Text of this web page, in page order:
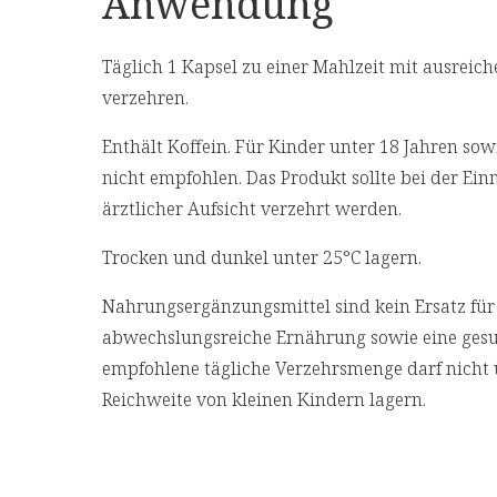
Vitamin D hat eine Funktion bei der
16 Zink trägt zu einer normalen kognitiven
**VitaCholine® ist eine Marke von Balchem
Überzugsmittel:
Fettsäure-Lysin-Salz (Öl aus der Mikroalge
sp., L-Lysin), Vitamin B-reiche Pflanzen-Extrakt
aus Guavenblättern, Basilikumblättern und
Täglich 1 Kapsel zu einer Mahlzeit mit
verzehren.
Enthält Koffein. Für Kinder unter 18 Jahren
nicht empfohlen. Das Produkt sollte bei der
ärztlicher Aufsicht verzehrt werden.
Trocken und dunkel unter 25°C lagern.
Nahrungsergänzungsmittel sind kein Ersatz
abwechslungsreiche Ernährung sowie eine
empfohlene tägliche Verzehrsmenge darf
Reichweite von kleinen Kindern lagern.